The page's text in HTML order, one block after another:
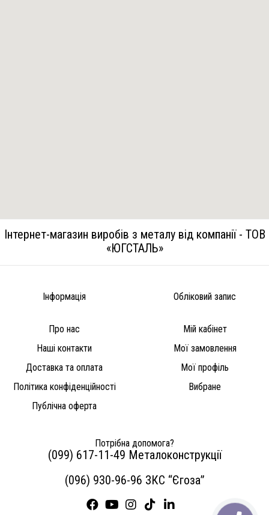
Інтернет-магазин виробів з металу від компанії - ТОВ
«ЮГСТАЛЬ»
Інформація
Про нас
Наші контакти
Доставка та оплата
Політика конфіденційності
Публічна оферта
Обліковий запис
Мій кабінет
Мої замовлення
Мої профіль
Вибране
Потрібна допомога?
(099) 617-11-49 Металоконструкції
(096) 930-96-96 ЗКС “Єгоза”